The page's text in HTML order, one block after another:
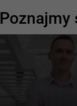
Poznajmy